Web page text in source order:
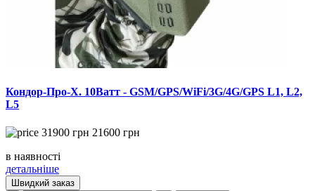
Кондор-Про-X. 10Ватт - GSM/GPS/WiFi/3G/4G/GPS L1, L2,
L5
31900 грн 21600 грн
в наявності
детальніше
Швидкий заказ